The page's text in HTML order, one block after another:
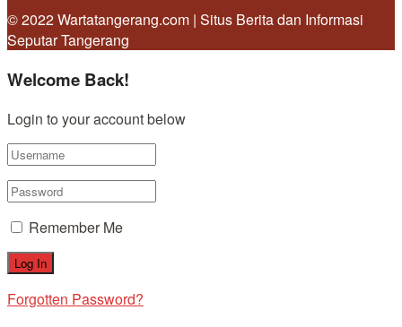
© 2022 Wartatangerang.com | Situs Berita dan Informasi
Seputar Tangerang
Welcome Back!
Login to your account below
Remember Me
Forgotten Password?